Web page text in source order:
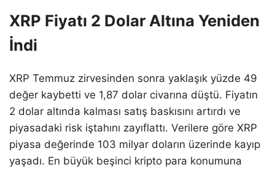
XRP Fiyatı 2 Dolar Altına Yeniden
İndi
XRP Temmuz zirvesinden sonra yaklaşık yüzde 49
değer kaybetti ve 1,87 dolar civarına düştü. Fiyatın
2 dolar altında kalması satış baskısını artırdı ve
piyasadaki risk iştahını zayıflattı. Verilere göre XRP
piyasa değerinde 103 milyar doların üzerinde kayıp
yaşadı. En büyük beşinci kripto para konumuna